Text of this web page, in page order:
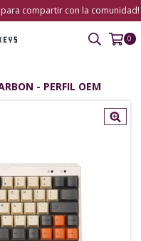
compartir con la comunidad!
0
- PERFIL OEM